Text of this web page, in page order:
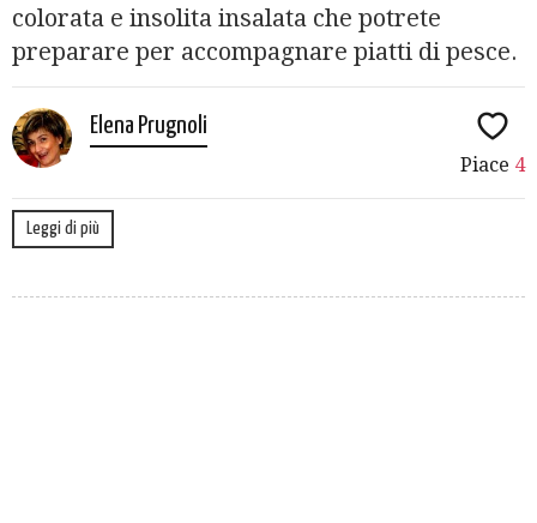
colorata e insolita insalata che potrete
preparare per accompagnare piatti di pesce.
Elena Prugnoli
Piace 4
Leggi di più